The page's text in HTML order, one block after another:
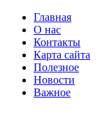
Главная
О нас
Контакты
Карта сайта
Полезное
Новости
Важное